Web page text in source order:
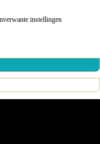
instellingen